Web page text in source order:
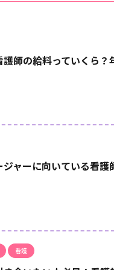
師の給料っていくら？
ジャーに向いている看護
看護